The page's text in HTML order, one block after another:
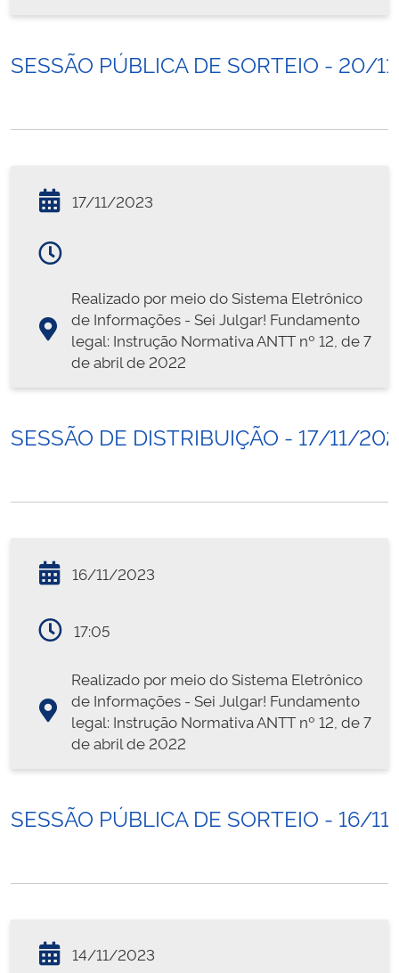
SESSÃO PÚBLICA DE SORTEIO - 20/
17/11/2023
Realizado por meio do Sistema Eletrônico
de Informações - Sei Julgar! Fundamento
legal: Instrução Normativa ANTT nº 12, de 7
de abril de 2022
SESSÃO DE DISTRIBUIÇÃO - 17/11/
16/11/2023
17:05
Realizado por meio do Sistema Eletrônico
de Informações - Sei Julgar! Fundamento
legal: Instrução Normativa ANTT nº 12, de 7
de abril de 2022
SESSÃO PÚBLICA DE SORTEIO - 16/
14/11/2023